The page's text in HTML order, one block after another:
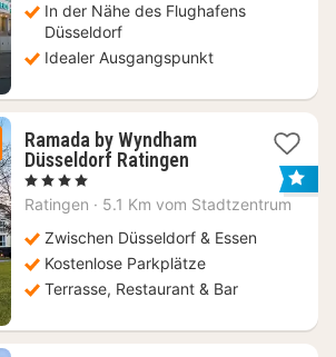
In der Nähe des Flughafens
Düsseldorf
Idealer Ausgangspunkt
Ramada by Wyndham
Düsseldorf Ratingen3
ab
€
, 4 Sterne
Ratingen · 5.1 Km vom Stadtzentrum
Zwischen Düsseldorf & Essen
Kostenlose Parkplätze
Terrasse, Restaurant & Bar